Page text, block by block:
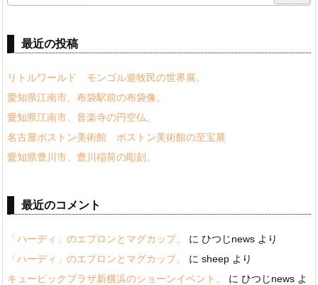
最近の投稿
リトルワールド モンゴル遊牧民の世界展。
愛知県江南市、布袋駅前の布袋像。
愛知県江南市、音楽寺の円空仏。
名古屋ボストン美術館 ボストン美術館の至宝展
愛知県豊川市、豊川稲荷の彫刻。
最近のコメント
「ハーディ」のエプロンとマグカップ。 に ひつじnews より
「ハーディ」のエプロンとマグカップ。
に sheep より
キュービックプラザ新横浜のショーンイベント。
に ひつじnews よ